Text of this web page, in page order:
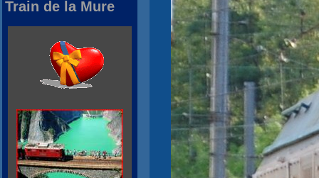
Train de la Mure